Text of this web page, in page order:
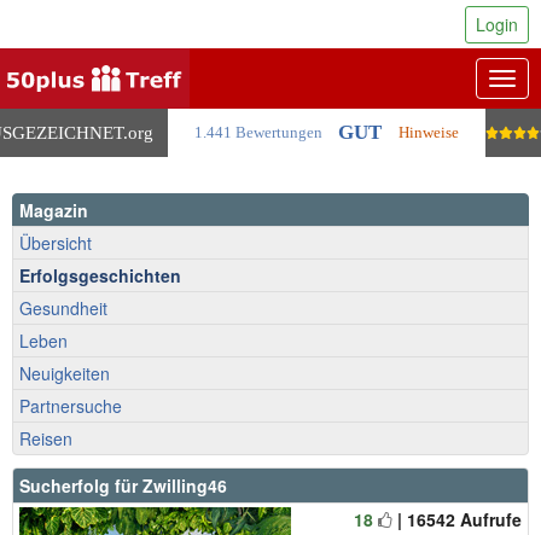
.org 1.441 Bewertungen GUT Hinweise
Login
Magazin
Übersicht
Erfolgsgeschichten
Gesundheit
Leben
Neuigkeiten
Partnersuche
Reisen
Sucherfolg für Zwilling46
18
| 16542 Aufrufe